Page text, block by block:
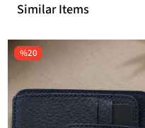
Similar Items
%20